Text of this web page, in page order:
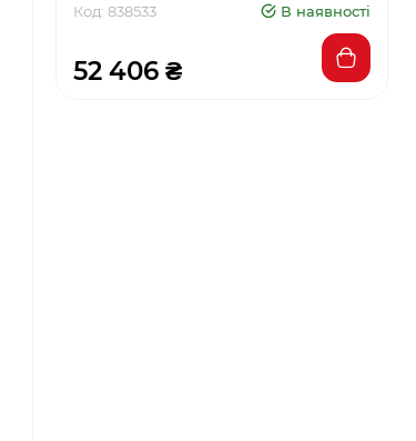
Код: 838533 В наявності
52 406 ₴